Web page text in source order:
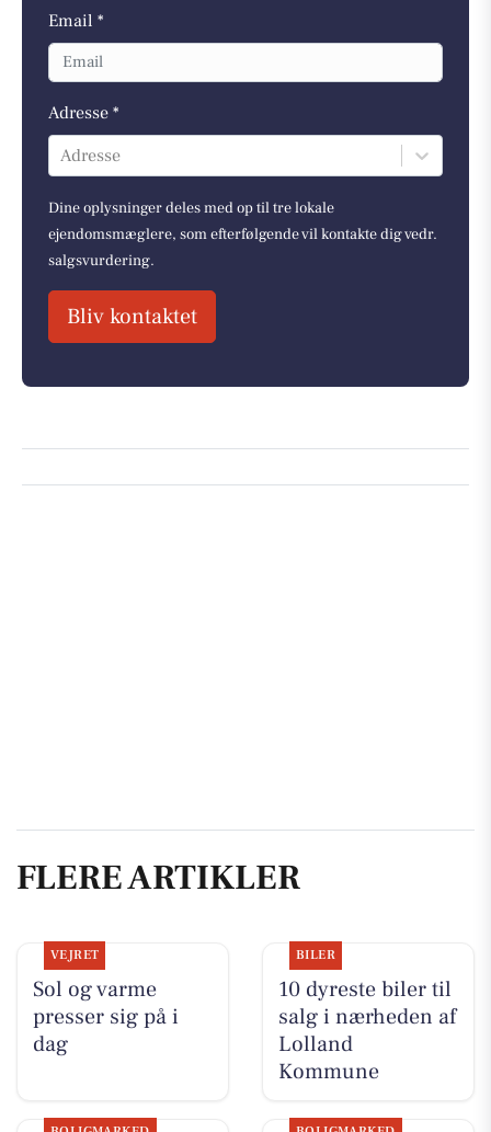
Email *
Adresse *
Adresse
Dine oplysninger deles med op til tre lokale
ejendomsmæglere, som efterfølgende vil kontakte dig vedr.
salgsvurdering.
Bliv kontaktet
FLERE ARTIKLER
VEJRET
Sol og varme
presser sig på i
dag
BILER
10 dyreste biler til
salg i nærheden af
Lolland
Kommune